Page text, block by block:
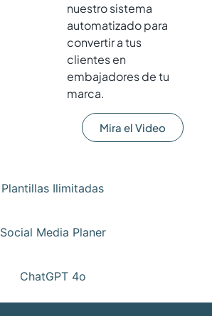
Plantillas Ilimitadas
Social Media Planer
ChatGPT 4o
nuestro sistema
automatizado para
convertir a tus
clientes en
embajadores de tu
marca.
Mira el Video